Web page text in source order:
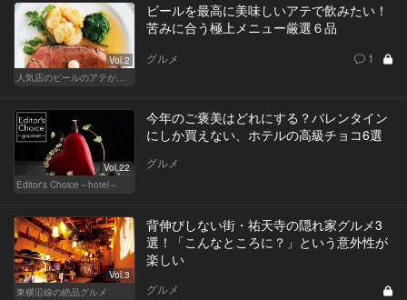
Vol.2
人気店のビールのアテが大集合！
ビールを最高に美味しいアテで飲みたい！
苦みに合う極上メニュー厳選６品
グルメ 1
Vol.22
Editor's Choice～hotel～
今年のご褒美はどれにする？バレンタイン
にしか買えない、ホテルの高級チョコ6選
グルメ
Vol.3
東横沿線の絶品グルメ
背伸びしない街・祐天寺の隠れ家グルメ3
選！「こんなところに？」という意外性が
楽しい
グルメ